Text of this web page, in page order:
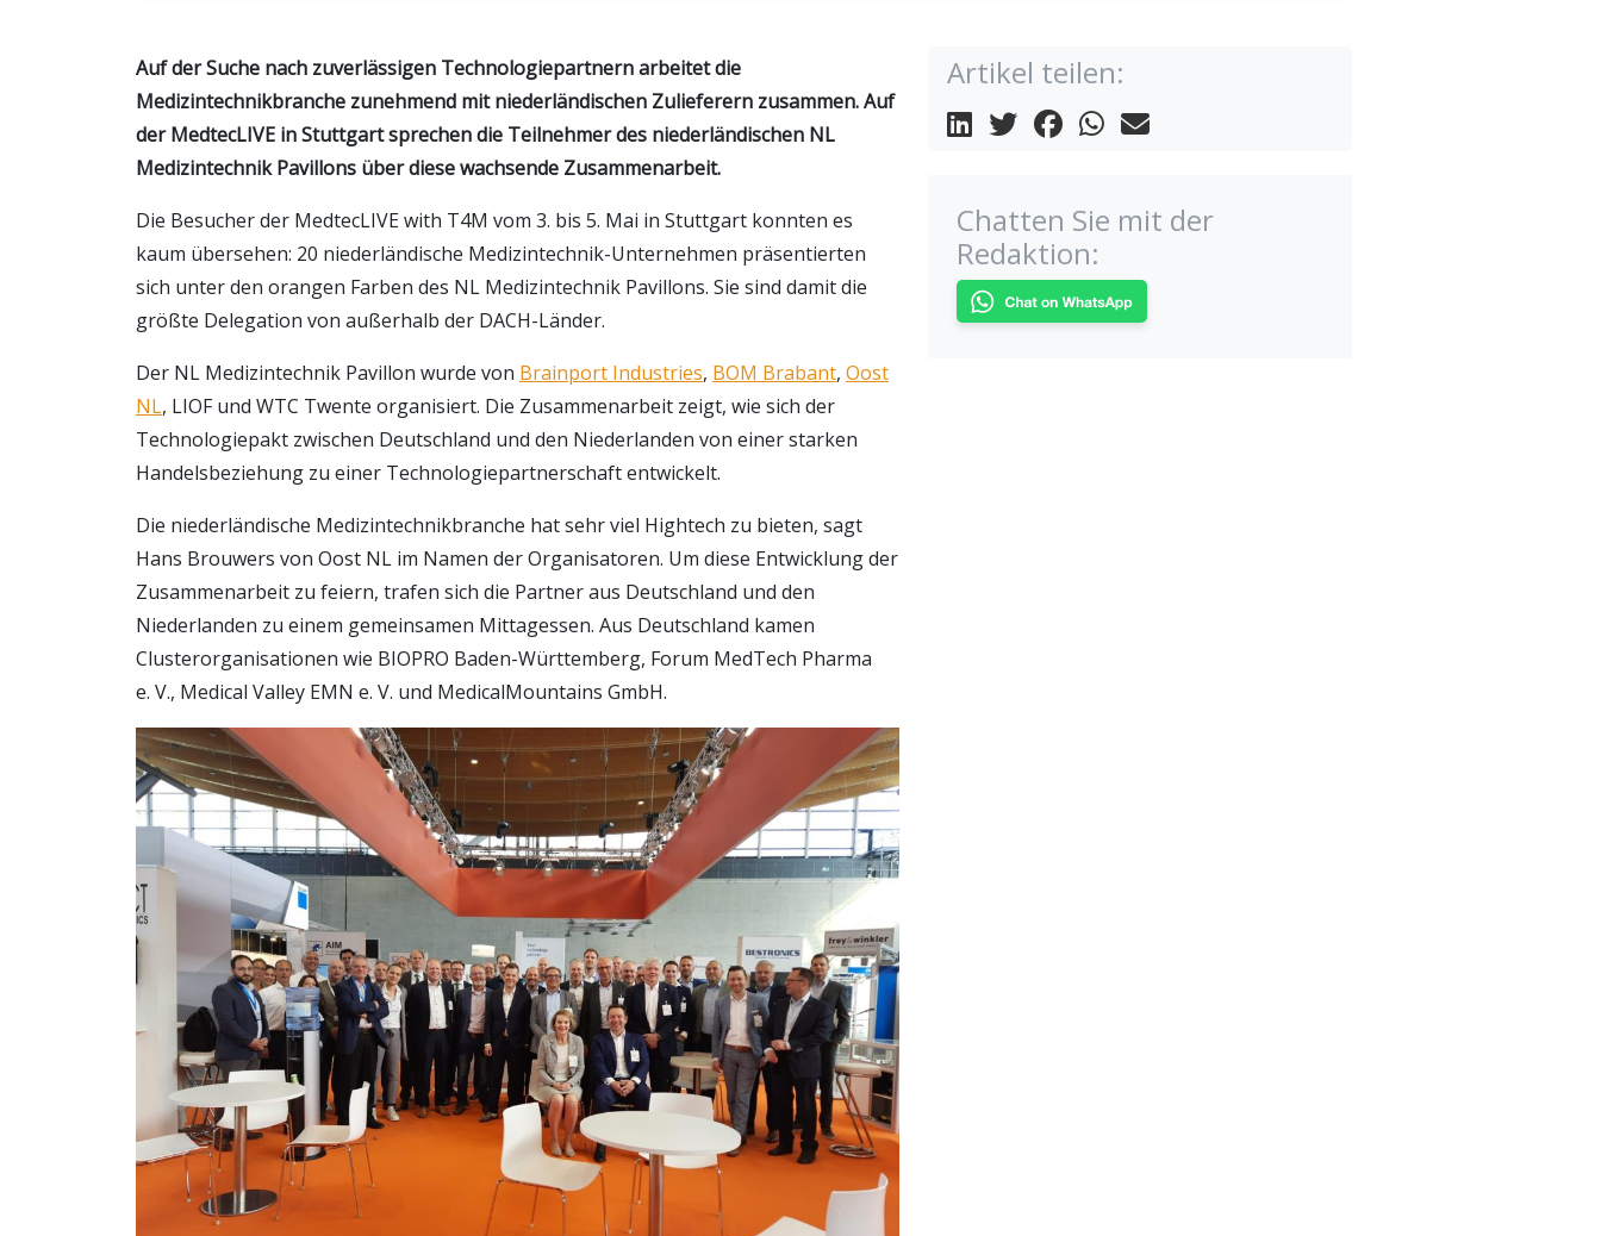
Auf der Suche nach zuverlässigen Technologiepartnern arbeitet die
Medizintechnikbranche zunehmend mit niederländischen Zulieferern zusammen. Auf
der MedtecLIVE in Stuttgart sprechen die Teilnehmer des niederländischen NL
Medizintechnik Pavillons über diese wachsende Zusammenarbeit.
Die Besucher der MedtecLIVE with T4M vom 3. bis 5. Mai in Stuttgart konnten es
kaum übersehen: 20 niederländische Medizintechnik-Unternehmen präsentierten
sich unter den orangen Farben des NL Medizintechnik Pavillons. Sie sind damit die
größte Delegation von außerhalb der DACH-Länder.
Der NL Medizintechnik Pavillon wurde von Brainport Industries, BOM Brabant, Oost
NL, LIOF und WTC Twente organisiert. Die Zusammenarbeit zeigt, wie sich der
Technologiepakt zwischen Deutschland und den Niederlanden von einer starken
Handelsbeziehung zu einer Technologiepartnerschaft entwickelt.
Die niederländische Medizintechnikbranche hat sehr viel Hightech zu bieten, sagt
Hans Brouwers von Oost NL im Namen der Organisatoren. Um diese Entwicklung der
Zusammenarbeit zu feiern, trafen sich die Partner aus Deutschland und den
Niederlanden zu einem gemeinsamen Mittagessen. Aus Deutschland kamen
Clusterorganisationen wie BIOPRO Baden-Württemberg, Forum MedTech Pharma
e. V., Medical Valley EMN e. V. und MedicalMountains GmbH.
Artikel teilen:
Chatten Sie mit der
Redaktion: